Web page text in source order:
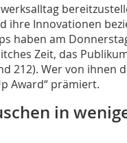
ihre Innovationen
haben am
Zeit, das
212). Wer von ihnen
Award“ prämiert.
in